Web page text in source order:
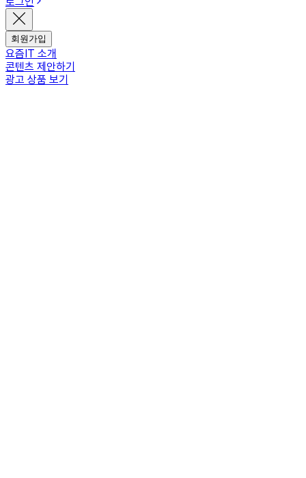
회원가입
요즘IT 소개
콘텐츠 제안하기
광고 상품 보기